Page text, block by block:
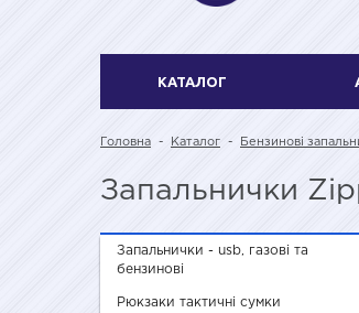
КАТАЛОГ
Головна - Каталог - Бензинові
Запальнички
Запальнички - usb, газові та
бензинові
Рюкзаки тактичні сумки